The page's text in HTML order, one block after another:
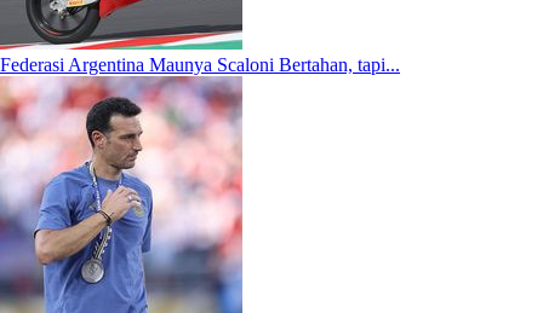
Federasi Argentina Maunya Scaloni Bertahan, tapi...